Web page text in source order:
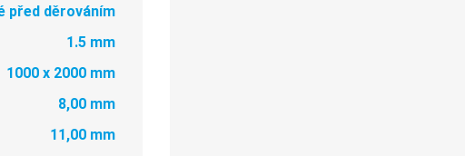
před děrováním
1.5 mm
1000 x 2000 mm
8,00 mm
11,00 mm